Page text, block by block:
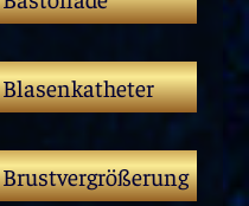
Blasenkatheter
Brustvergrößerung